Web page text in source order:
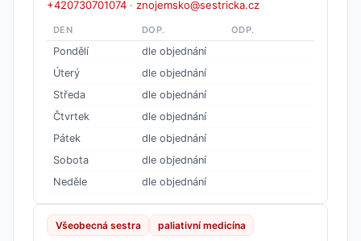
+420730701074 · znojemsko@sestricka.cz
DEN DOP. ODP.
Pondělí
dle objednání
Úterý
dle objednání
Středa
dle objednání
Čtvrtek
dle objednání
Pátek
dle objednání
Sobota
dle objednání
Neděle
dle objednání
Všeobecná sestra paliativní medicína